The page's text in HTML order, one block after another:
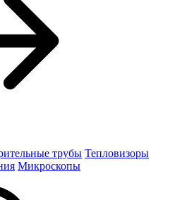
трубы Тепловизоры
Микроскопы